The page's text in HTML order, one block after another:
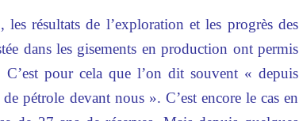
les résultats de l’exploration et les progrès des
dans les gisements en production ont permis
C’est pour cela que l’on dit souvent « depuis
pétrole devant nous ». C’est encore le cas en